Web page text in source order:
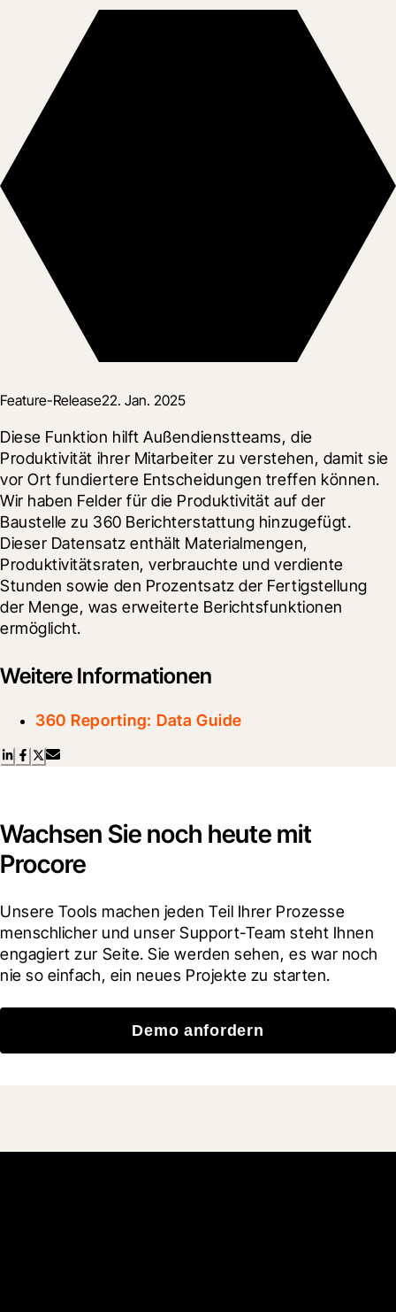
Feature-Release22. Jan. 2025
Diese Funktion hilft Außendienstteams, die
Produktivität ihrer Mitarbeiter zu verstehen, damit sie
vor Ort fundiertere Entscheidungen treffen können.
Wir haben Felder für die Produktivität auf der
Baustelle zu 360 Berichterstattung hinzugefügt.
Dieser Datensatz enthält Materialmengen,
Produktivitätsraten, verbrauchte und verdiente
Stunden sowie den Prozentsatz der Fertigstellung
der Menge, was erweiterte Berichtsfunktionen
ermöglicht.
Weitere Informationen
360 Reporting: Data Guide
Wachsen Sie noch heute mit
Procore
Unsere Tools machen jeden Teil Ihrer Prozesse
menschlicher und unser Support-Team steht Ihnen
engagiert zur Seite. Sie werden sehen, es war noch
nie so einfach, ein neues Projekte zu starten.
Demo anfordern